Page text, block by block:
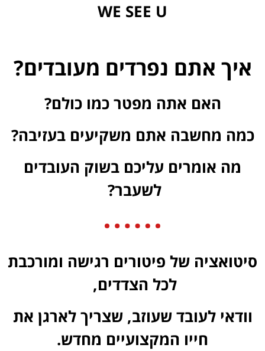
WE SEE U
איך אתם נפרדים מעובדים?
האם אתה מפטר כמו כולם?
כמה מחשבה אתם משקיעים בעזיבה?
מה אומרים עליכם בשוק העובדים
לשעבר?
סיטואציה של פיטורים רגישה ומורכבת
לכל הצדדים,
וודאי לעובד שעוזב, שצריך לארגן את
חייו המקצועיים מחדש.